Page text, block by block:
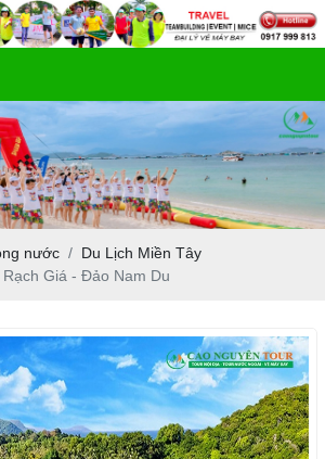
nước
Du Lịch Miền Tây
Giá - Đảo Nam Du